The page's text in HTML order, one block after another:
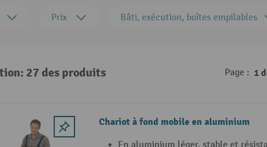
Prix Bâti, exécution, boîtes empilables
27 des produits Page : 1
Chariot à fond mobile en aluminium